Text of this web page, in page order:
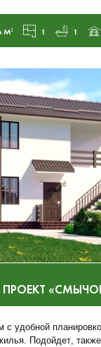
М² 1 1
ПРОЕКТ
с удобной
Подойдет,